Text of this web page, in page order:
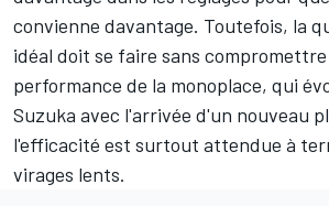
convienne davantage. Toutefois, la
idéal doit se faire sans
performance de la monoplace, qui
Suzuka avec l'arrivée d'un nouveau
l'efficacité est surtout attendue à
virages lents.